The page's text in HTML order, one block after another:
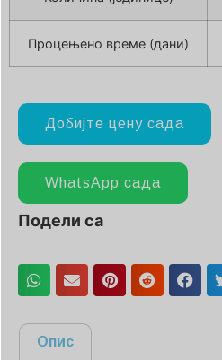
Процењено време (дани)
Добијте цену сада
WhatsApp сада
Подели са
Опис